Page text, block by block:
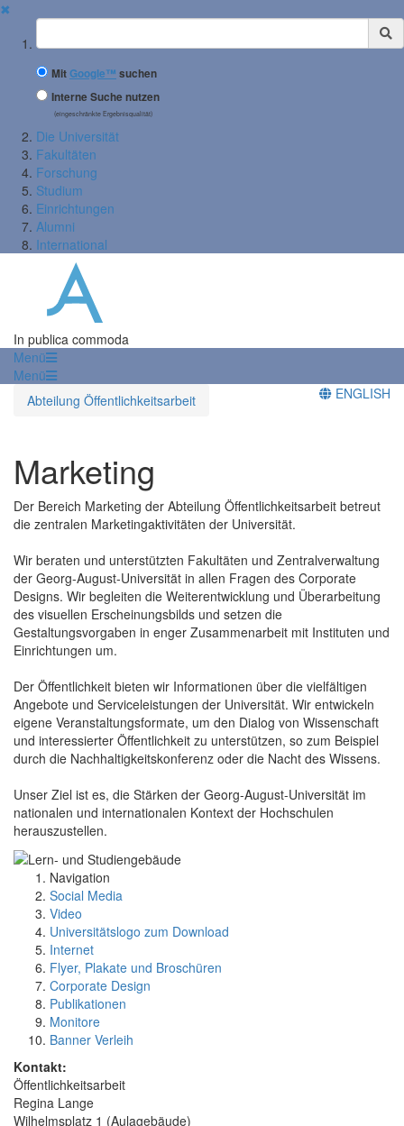
✖
Suchbegriff
MitGoogle™ suchen
Interne Suche nutzen
(eingeschränkte Ergebnisqualität)
Die Universität
Fakultäten
Forschung
Studium
Einrichtungen
Alumni
International
In publica commoda
Menü
Menü
Abteilung Öffentlichkeitsarbeit
ENGLISH
Marketing
Der Bereich Marketing der Abteilung Öffentlichkeitsarbeit betreut
die zentralen Marketingaktivitäten der Universität.
Wir beraten und unterstützten Fakultäten und Zentralverwaltung
der Georg-August-Universität in allen Fragen des Corporate
Designs. Wir begleiten die Weiterentwicklung und Überarbeitung
des visuellen Erscheinungsbilds und setzen die
Gestaltungsvorgaben in enger Zusammenarbeit mit Instituten und
Einrichtungen um.
Der Öffentlichkeit bieten wir Informationen über die vielfältigen
Angebote und Serviceleistungen der Universität. Wir entwickeln
eigene Veranstaltungsformate, um den Dialog von Wissenschaft
und interessierter Öffentlichkeit zu unterstützen, so zum Beispiel
durch die Nachhaltigkeitskonferenz oder die Nacht des Wissens.
Unser Ziel ist es, die Stärken der Georg-August-Universität im
nationalen und internationalen Kontext der Hochschulen
herauszustellen.
Navigation
Social Media
Video
Universitätslogo zum Download
Internet
Flyer, Plakate und Broschüren
Corporate Design
Publikationen
Monitore
Banner Verleih
Kontakt:
Öffentlichkeitsarbeit
Regina Lange
Wilhelmsplatz 1 (Aulagebäude)